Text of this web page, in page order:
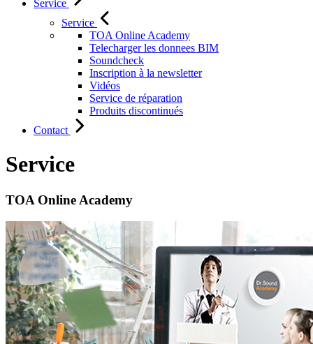
Service
Service
TOA Online Academy
Telecharger les donnees BIM
Soundcheck
Inscription à la newsletter
Vidéos
Service de réparation
Produits discontinués
Contact
Service
TOA Online Academy